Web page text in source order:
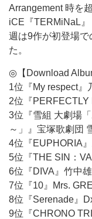
Arrangement 時を
iCE『TERMiNaL
週は9作が初登場
た。
◎【Download
1位『My respect』
2位『PERFECTLY
3位『雪組 大劇場
～」』宝塚歌劇団
4位『EUPHORIA
5位『THE SIN：
6位『DIVA』竹中
7位『10』Mrs.
8位『Serenade』
9位『CHRONO